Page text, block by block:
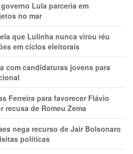
Lula parceria em
no mar
que Lulinha nunca virou réu
em ciclos eleitorais
com candidaturas jovens para
Ferreira para favorecer Flávio
recusa de Romeu Zema
nega recurso de Jair Bolsonaro
políticas